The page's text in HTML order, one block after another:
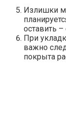
Излишки
оставить –
При
важно
покрыта